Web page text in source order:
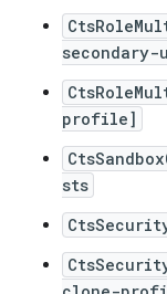
secondary-
profile]
sts